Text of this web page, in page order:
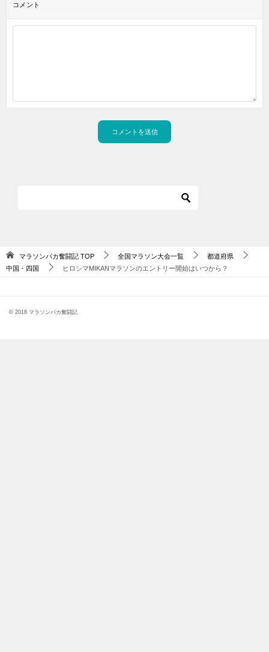
コメント
マラソンバカ奮闘記 TOP 全国マラソン大会一覧
都道府県
中国・四国
ヒロシマMIKANマラソンのエントリー開始はいつから？
© 2018 マラソンバカ奮闘記